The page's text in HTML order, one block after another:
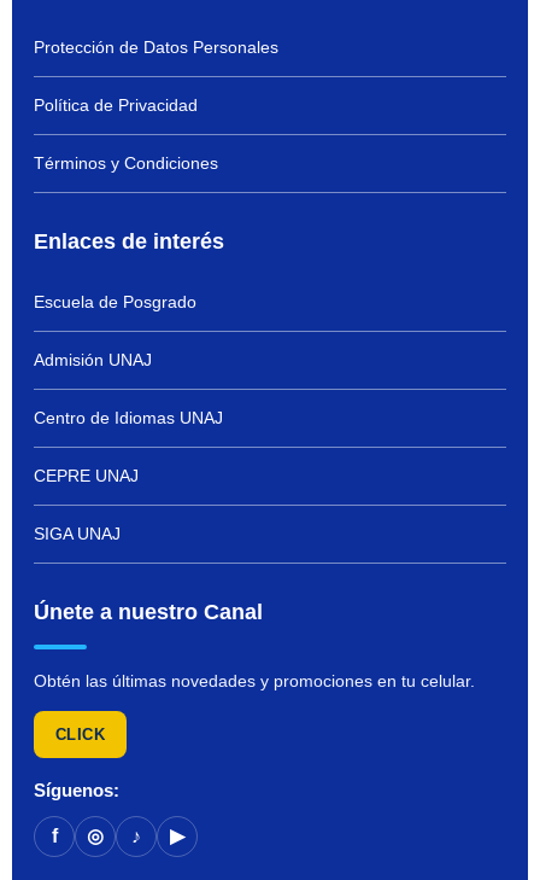
Protección de Datos Personales
Política de Privacidad
Términos y Condiciones
Enlaces de interés
Escuela de Posgrado
Admisión UNAJ
Centro de Idiomas UNAJ
CEPRE UNAJ
SIGA UNAJ
Únete a nuestro Canal
Obtén las últimas novedades y promociones en tu celular.
CLICK
Síguenos:
f ◎ ♪ ▶